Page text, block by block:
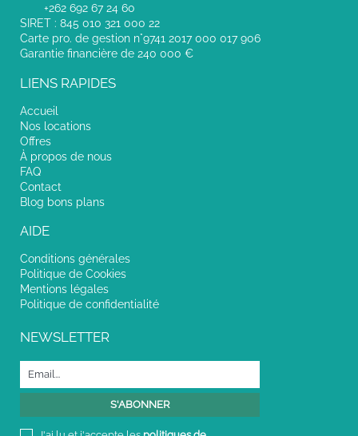
+262 692 67 24 60
SIRET : 845 010 321 000 22
Carte pro. de gestion n°9741 2017 000 017 906
Garantie financière de 240 000 €
LIENS RAPIDES
Accueil
Nos locations
Offres
À propos de nous
FAQ
Contact
Blog bons plans
AIDE
Conditions générales
Politique de Cookies
Mentions légales
Politique de confidentialité
NEWSLETTER